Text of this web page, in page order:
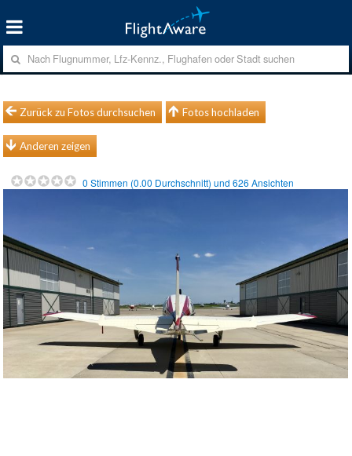
Zurück zu Fotos durchsuchen Fotos hochladen
Anderen zeigen
0 Stimmen (0.00 Durchschnitt) und626 Ansichten